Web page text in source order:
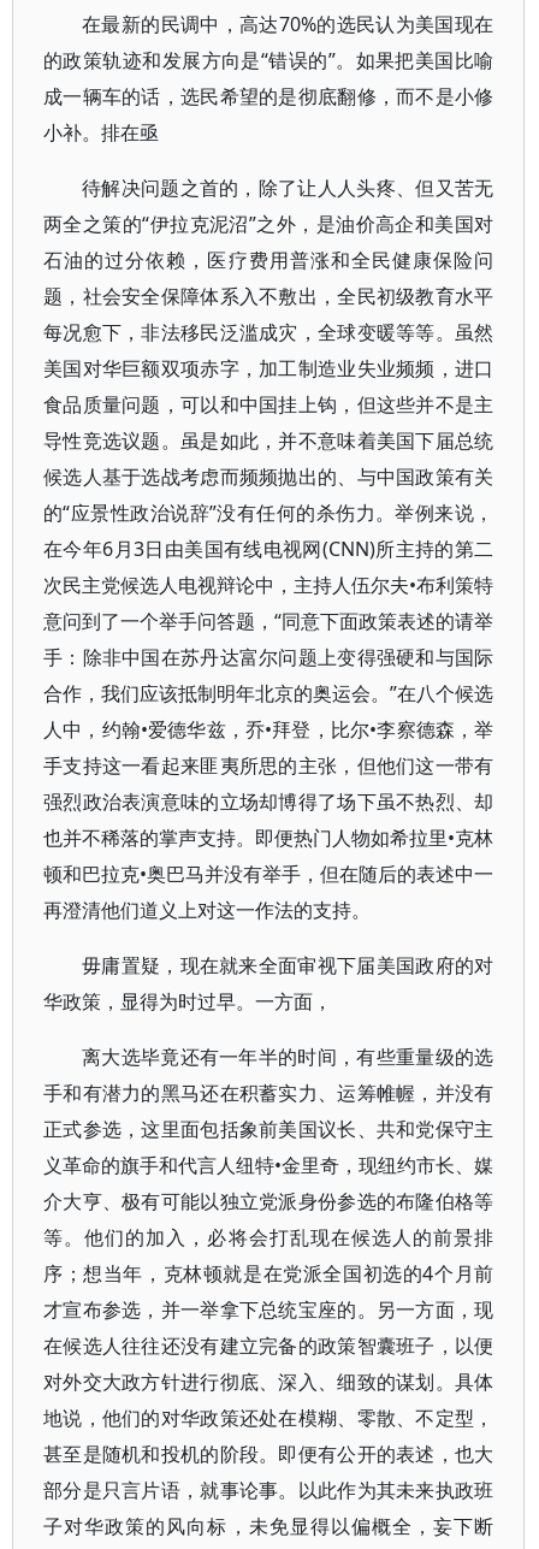
在最新的民调中，高达70%的选民认为美国现在
的政策轨迹和发展方向是“错误的”。如果把美国比喻
成一辆车的话，选民希望的是彻底翻修，而不是小修
小补。排在亟
待解决问题之首的，除了让人人头疼、但又苦无
两全之策的“伊拉克泥沼”之外，是油价高企和美国对
石油的过分依赖，医疗费用普涨和全民健康保险问
题，社会安全保障体系入不敷出，全民初级教育水平
每况愈下，非法移民泛滥成灾，全球变暖等等。虽然
美国对华巨额双项赤字，加工制造业失业频频，进口
食品质量问题，可以和中国挂上钩，但这些并不是主
导性竞选议题。虽是如此，并不意味着美国下届总统
候选人基于选战考虑而频频抛出的、与中国政策有关
的“应景性政治说辞”没有任何的杀伤力。举例来说，
在今年6月3日由美国有线电视网(CNN)所主持的第二
次民主党候选人电视辩论中，主持人伍尔夫•布利策特
意问到了一个举手问答题，“同意下面政策表述的请举
手：除非中国在苏丹达富尔问题上变得强硬和与国际
合作，我们应该抵制明年北京的奥运会。”在八个候选
人中，约翰•爱德华兹，乔•拜登，比尔•李察德森，举
手支持这一看起来匪夷所思的主张，但他们这一带有
强烈政治表演意味的立场却博得了场下虽不热烈、却
也并不稀落的掌声支持。即便热门人物如希拉里•克林
顿和巴拉克•奥巴马并没有举手，但在随后的表述中一
再澄清他们道义上对这一作法的支持。
毋庸置疑，现在就来全面审视下届美国政府的对
华政策，显得为时过早。一方面，
离大选毕竟还有一年半的时间，有些重量级的选
手和有潜力的黑马还在积蓄实力、运筹帷幄，并没有
正式参选，这里面包括象前美国议长、共和党保守主
义革命的旗手和代言人纽特•金里奇，现纽约市长、媒
介大亨、极有可能以独立党派身份参选的布隆伯格等
等。他们的加入，必将会打乱现在候选人的前景排
序；想当年，克林顿就是在党派全国初选的4个月前
才宣布参选，并一举拿下总统宝座的。另一方面，现
在候选人往往还没有建立完备的政策智囊班子，以便
对外交大政方针进行彻底、深入、细致的谋划。具体
地说，他们的对华政策还处在模糊、零散、不定型，
甚至是随机和投机的阶段。即便有公开的表述，也大
部分是只言片语，就事论事。以此作为其未来执政班
子对华政策的风向标，未免显得以偏概全，妄下断